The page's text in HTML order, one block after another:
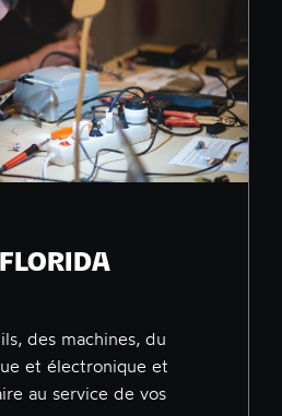
des machines, du
et électronique et
au service de vos